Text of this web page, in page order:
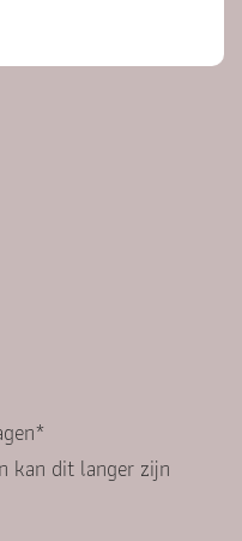
kan dit langer zijn